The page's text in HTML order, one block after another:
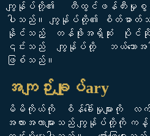
ကျွန်ုပ်တို့၏ တီထွင်ဖန်တီးမှုစွမ်
ပါသည်။ ကျွန်ုပ်တို့၏ စိတ်ဓာတ်
နိုင်သည့် တန်ဖိုးအရှိဆုံး ပိုင်ဆိုင်
၎င်းသည် ကျွန်ုပ်တို့ ဘယ်သောအ
ဖြစ်သည်။
အကျဉ်းချုပ်ary
မိမိကိုယ်ကို စိန်ခေါ်မှုများကို လ
အလားအလာများသည် ကျွန်ုပ်တို့ကို ကန့်